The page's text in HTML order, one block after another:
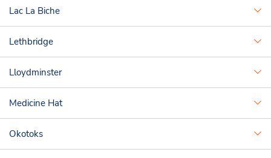
Lac La Biche
Lethbridge
Lloydminster
Medicine Hat
Okotoks